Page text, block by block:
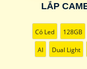
LẮP
Có Led 128GB
AI Dual Light